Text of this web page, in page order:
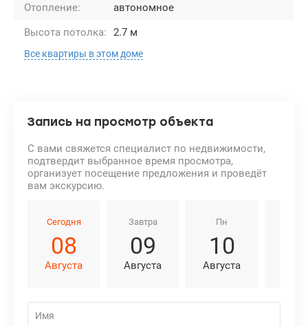
Отопление:
автономное
Высота потолка:
2.7 м
Все квартиры в этом доме
Запись на просмотр объекта
С вами свяжется специалист по недвижимости,
подтвердит выбранное время просмотра,
организует посещение предложения и проведёт
вам экскурсию.
Сегодня
08
Августа
Завтра
09
Августа
Пн
10
Августа